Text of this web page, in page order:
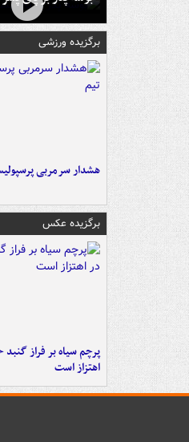
برگزیده ورزشی
هشدار سرمربی
برگزیده عکس
پرچم سیاه بر فراز
اهتزاز است